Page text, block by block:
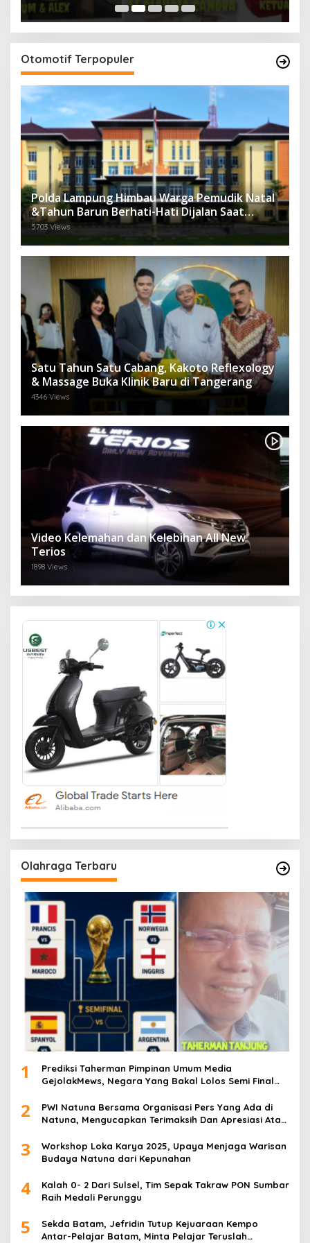
Perasaan Warga
Otomotif Terpopuler
Polda Lampung Himbau Warga Pemudik Natal
&Tahun Barun Berhati-Hati Dijalan Saat
Melintas di -Titik Rawan Kecelakaan
5703 Views
Satu Tahun Satu Cabang, Kakoto Reflexology
& Massage Buka Klinik Baru di Tangerang
4346 Views
Video Kelemahan dan Kelebihan All New
Terios
1898 Views
Olahraga Terbaru
1
Prediksi Taherman Pimpinan Umum Media
GejolakMews, Negara Yang Bakal Lolos Semi Final
2
PWI Natuna Bersama Organisasi Pers Yang Ada di
Natuna, Mengucapkan Terimaksih Dan Apresiasi Atas
dan Insan Pers
3
Workshop Loka Karya 2025, Upaya Menjaga Warisan
Budaya Natuna dari Kepunahan
4
Kalah 0- 2 Dari Sulsel, Tim Sepak Takraw PON Sumbar
Raih Medali Perunggu
5
Sekda Batam, Jefridin Tutup Kejuaraan Kempo
Antar-Pelajar Batam, Minta Pelajar Teruslah